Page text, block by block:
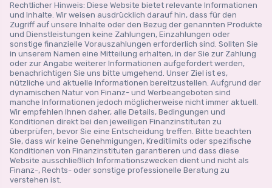
Rechtlicher Hinweis: Diese Website bietet relevante Informationen
und Inhalte. Wir weisen ausdrücklich darauf hin, dass für den
Zugriff auf unsere Inhalte oder den Bezug der genannten Produkte
und Dienstleistungen keine Zahlungen, Einzahlungen oder
sonstige finanzielle Vorauszahlungen erforderlich sind. Sollten Sie
in unserem Namen eine Mitteilung erhalten, in der Sie zur Zahlung
oder zur Angabe weiterer Informationen aufgefordert werden,
benachrichtigen Sie uns bitte umgehend. Unser Ziel ist es,
nützliche und aktuelle Informationen bereitzustellen. Aufgrund der
dynamischen Natur von Finanz- und Werbeangeboten sind
manche Informationen jedoch möglicherweise nicht immer aktuell.
Wir empfehlen Ihnen daher, alle Details, Bedingungen und
Konditionen direkt bei den jeweiligen Finanzinstituten zu
überprüfen, bevor Sie eine Entscheidung treffen. Bitte beachten
Sie, dass wir keine Genehmigungen, Kreditlimits oder spezifische
Konditionen von Finanzinstituten garantieren und dass diese
Website ausschließlich Informationszwecken dient und nicht als
Finanz-, Rechts- oder sonstige professionelle Beratung zu
verstehen ist.